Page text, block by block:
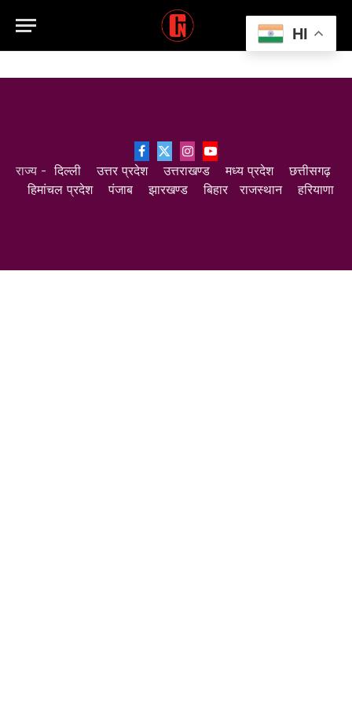
Facebook
X
(Twitter)
InstagramYouTube
राज्य -दिल्ली उत्तर प्रदेश उत्तराखण्ड मध्य प्रदेश
छत्तीसगढ़
हिमांचल प्रदेश
पंजाब झारखण्ड बिहार राजस्थान हरियाणा
HI